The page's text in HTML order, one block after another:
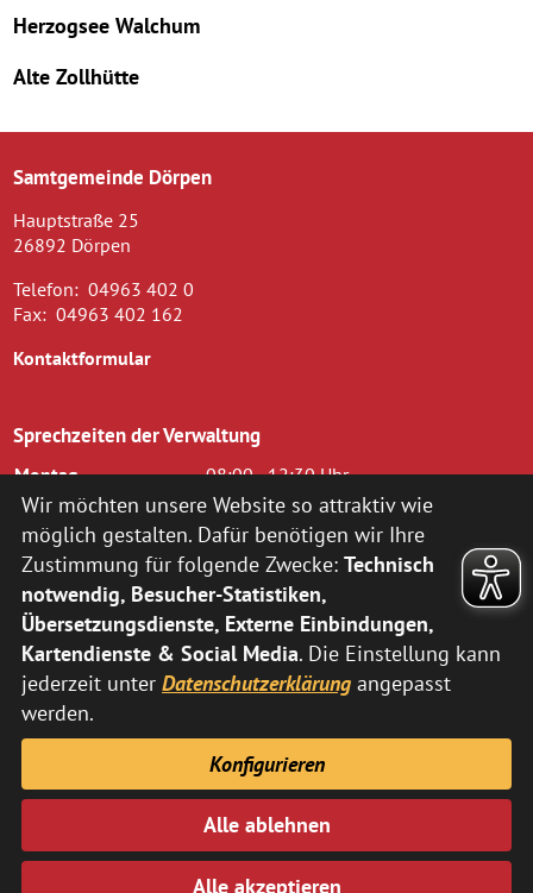
Herzogsee Walchum
Alte Zollhütte
Samtgemeinde Dörpen
Hauptstraße 25
26892 Dörpen
Telefon: 04963 402 0
Fax: 04963 402 162
Kontaktformular
Sprechzeiten der Verwaltung
Montag
08:00 - 12:30 Uhr
Dienstag
08.00 - 12.30 Uhr und 14.00 - 16.00
Uhr
Mittwoch
08.00 - 12.30 Uhr
Donnerstag
14.00 - 18.00 Uhr
Freitag
08.00 - 12.00 Uhr
zusätzlich nach vorheriger Terminvereinbarung:
Montag
14:00 - 16:00 Uhr
Donnerstag
Abweichende Sprechzeiten der Fachbereiche können Sie
Wir möchten unsere Website so attraktiv wie
möglich gestalten. Dafür benötigen wir Ihre
Zustimmung für folgende Zwecke: Technisch
notwendig, Besucher-Statistiken,
Übersetzungsdienste, Externe Einbindungen,
Kartendienste & Social Media. Die Einstellung kann
jederzeit unter Datenschutzerklärung angepasst
werden.
Konfigurieren
Alle ablehnen
Alle akzeptieren